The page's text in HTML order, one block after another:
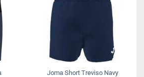
Joma Short Treviso Navy